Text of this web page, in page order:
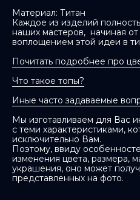
Материал: Титан
Каждое из изделий
наших мастеров, начиная от
воплощением этой идеи в
Почитать подробнее про
Что такое топы?
Иные часто задаваемые
Мы изготавливаем для Вас
с теми характеристиками,
исключительно Вам.
Поэтому, ввиду
изменения цвета, размера,
украшения, оно может
представленных на фото.